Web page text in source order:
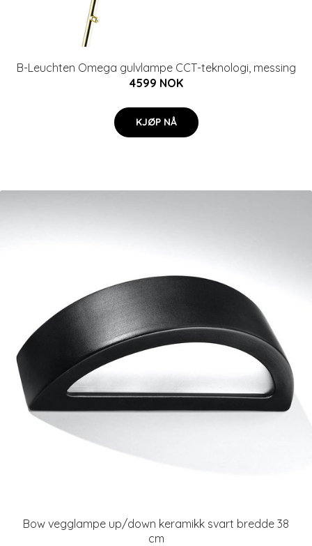
B-Leuchten Omega gulvlampe CCT-teknologi, messing
4599 NOK
KJØP NÅ
Bow vegglampe up/down keramikk svart bredde 38
cm